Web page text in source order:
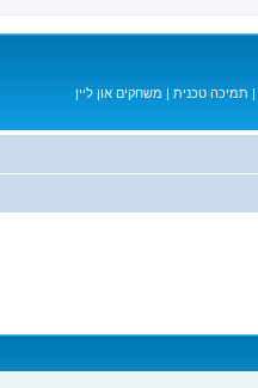
| תמיכה טכנית | משחקים און ליין